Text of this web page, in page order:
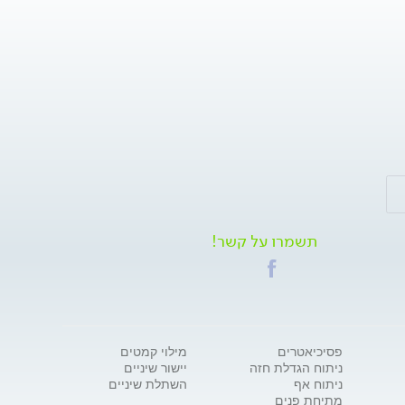
תשמרו על קשר!
פסיכיאטרים
ניתוח הגדלת חזה
ניתוח אף
מתיחת פנים
מילוי קמטים
יישור שיניים
השתלת שיניים